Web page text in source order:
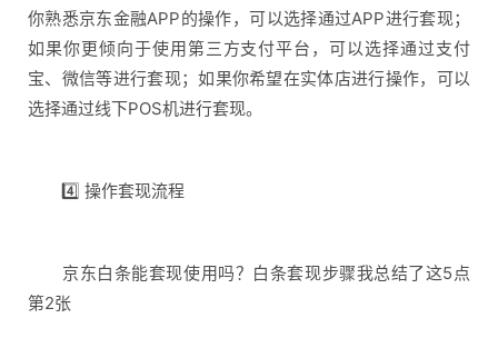
你熟悉京东金融APP的操作，可以选择通过APP进行套现；
如果你更倾向于使用第三方支付平台，可以选择通过支付
宝、微信等进行套现；如果你希望在实体店进行操作，可以
选择通过线下POS机进行套现。
4️⃣ 操作套现流程
京东白条能套现使用吗？白条套现步骤我总结了这5点
第2张